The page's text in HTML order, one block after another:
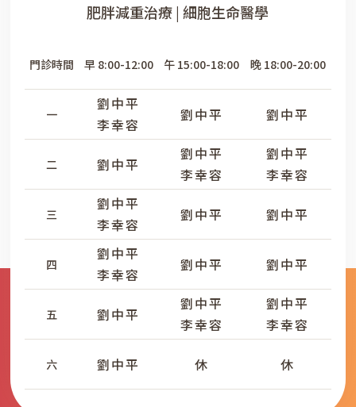
肥胖減重治療 | 細胞生命醫學
門診時間
一
二
三
四
五
六
早 8:00-12:00
劉中平
李幸容
劉中平
劉中平
李幸容
劉中平
李幸容
劉中平
劉中平
午 15:00-18:00
劉中平
劉中平
李幸容
劉中平
劉中平
劉中平
李幸容
休
晚 18:00-20:00
劉中平
劉中平
李幸容
劉中平
劉中平
劉中平
李幸容
休